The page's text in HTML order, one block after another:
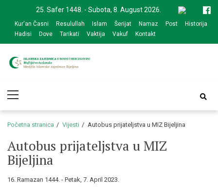
navigation
content
25. Safer 1448. - Subota, 8. August 2026.
Kur'an Časni Resulullah Islam Šerijat Namaz Post
Historija
Hadisi
Dove Tarikati Vaktija Vakuf Kontakt
zajednice Bijeljina
Menu
Početna stranica Vijesti Autobus prijateljstva u MIZ Bijeljina
Autobus prijateljstva u MIZ
Bijeljina
16. Ramazan 1444. - Petak, 7. April 2023.